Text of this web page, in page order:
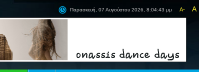
A- A
Παρασκευή, 07 Αυγούστου 2026, 8:04:43 μμ